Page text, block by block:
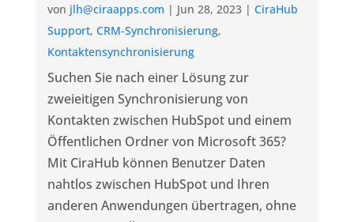
von jlh@ciraapps.com | Jun 28, 2023| CiraHub
Support, CRM-Synchronisierung,
Kontaktensynchronisierung
Suchen Sie nach einer Lösung zur
zweieitigen Synchronisierung von
Kontakten zwischen HubSpot und einem
Öffentlichen Ordner von Microsoft 365?
Mit CiraHub können Benutzer Daten
nahtlos zwischen HubSpot und Ihren
anderen Anwendungen übertragen, ohne